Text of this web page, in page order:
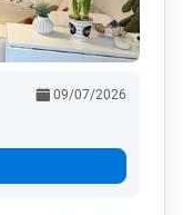
09/07/2026